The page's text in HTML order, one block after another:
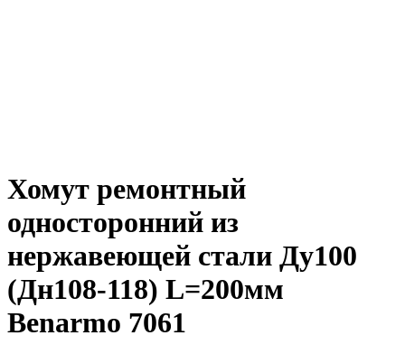
Хомут ремонтный
односторонний из
нержавеющей стали Ду100
(Дн108-118) L=200мм
Benarmo 7061